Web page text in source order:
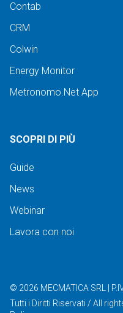
Contab
CRM
Colwin
Energy Monitor
Metronomo.Net App
SCOPRI DI PIÙ
Guide
News
Webinar
Lavora con noi
© 2026 MECMATICA SRL
Tutti i Diritti Riservati / All